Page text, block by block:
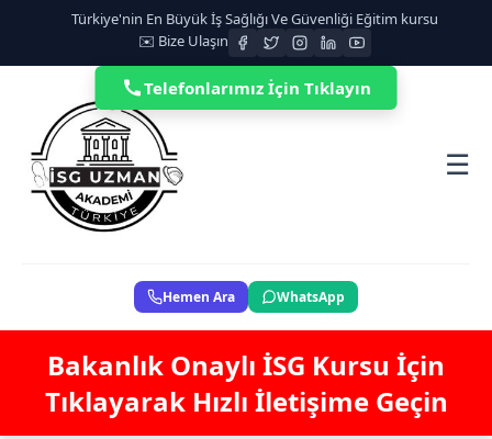
Türkiye'nin En Büyük İş Sağlığı Ve Güvenliği Eğitim kursu
✉️ Bize Ulaşın
☰
Hemen Ara WhatsApp
Bakanlık Onaylı İSG Kursu İçin
Tıklayarak Hızlı İletişime Geçin
Telefonlarımız İçin Tıklayın